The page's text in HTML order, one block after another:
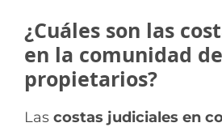
¿Cuáles son las
en la comunidad de
propietarios?
Las costas judiciales en